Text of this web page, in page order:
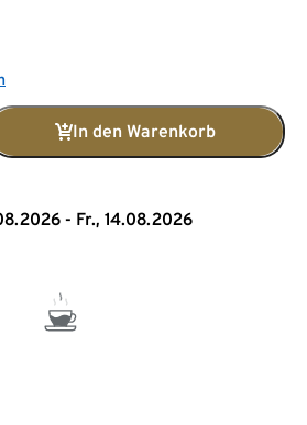
In den Warenkorb
- Fr., 14.08.2026